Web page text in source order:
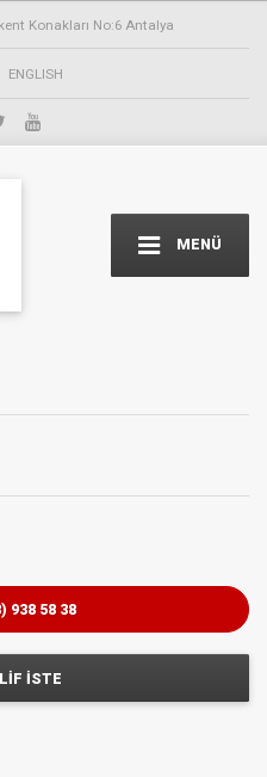
Konakları No:6 Antalya
ENGLISH
MENÜ
İSTE
938 58 38